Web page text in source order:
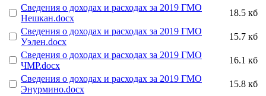
Сведения о доходах и расходах за 2019 ГМО
Нешкан.docx
18.5 кб
Сведения о доходах и расходах за 2019 ГМО
Уэлен.docx
15.7 кб
Сведения о доходах и расходах за 2019 ГМО
ЧМР.docx
16.1 кб
Сведения о доходах и расходах за 2019 ГМО
Энурмино.docx
15.8 кб